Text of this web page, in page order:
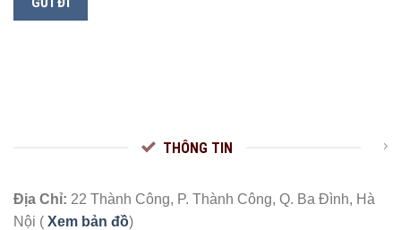
THÔNG TIN
Địa Chỉ: 22 Thành Công, P. Thành Công, Q. Ba Đình, Hà
Nội ( Xem bản đồ)